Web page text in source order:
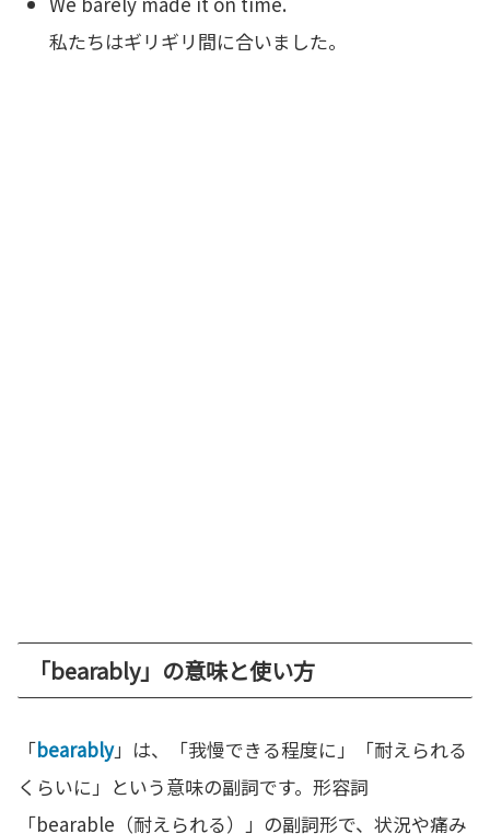
私たちはギリギリ間に合いました。
「bearably」の意味と使い方
「bearably」は、「我慢できる程度に」「耐えられる
くらいに」という意味の副詞です。形容詞
「bearable（耐えられる）」の副詞形で、状況や痛み